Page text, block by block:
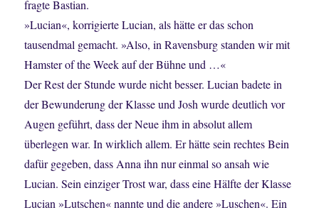
fragte Bastian.
»Lucian«, korrigierte Lucian, als hätte er das schon
tausendmal gemacht. »Also, in Ravensburg standen wir mit
Hamster of the Week auf der Bühne und …«
Der Rest der Stunde wurde nicht besser. Lucian badete in
der Bewunderung der Klasse und Josh wurde deutlich vor
Augen geführt, dass der Neue ihm in absolut allem
überlegen war. In wirklich allem. Er hätte sein rechtes Bein
dafür gegeben, dass Anna ihn nur einmal so ansah wie
Lucian. Sein einziger Trost war, dass eine Hälfte der Klasse
Lucian »Lutschen« nannte und die andere »Luschen«. Ein